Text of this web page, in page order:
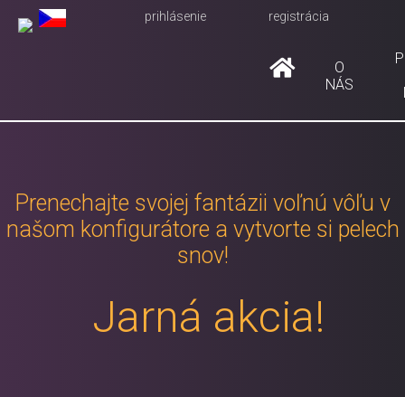
O
NÁS
prihlásenie registrácia
Prenechajte svojej fantázii voľnú vôľu v
našom konfigurátore a vytvorte si pelech
snov!
Jarná akcia!